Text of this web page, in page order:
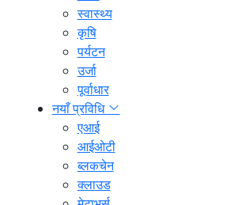
स्वास्थ्य
कृषि
पर्यटन
उर्जा
पूर्वाधार
नयाँ प्रविधि
एआई
आईओटी
ब्लकचेन
क्लाउड